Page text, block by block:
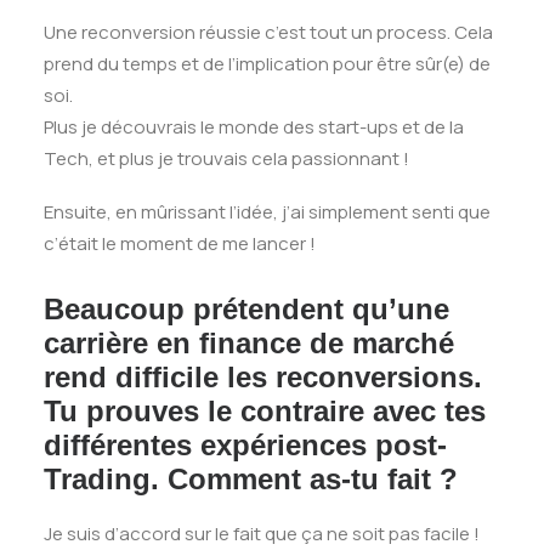
Une reconversion réussie c’est tout un process. Cela
prend du temps et de l’implication pour être sûr(e) de
soi.
Plus je découvrais le monde des start-ups et de la
Tech, et plus je trouvais cela passionnant !
Ensuite, en mûrissant l’idée, j’ai simplement senti que
c’était le moment de me lancer !
Beaucoup prétendent qu’une
carrière en finance de marché
rend difficile les reconversions.
Tu prouves le contraire avec tes
différentes expériences post-
Trading. Comment as-tu fait ?
Je suis d’accord sur le fait que ça ne soit pas facile !